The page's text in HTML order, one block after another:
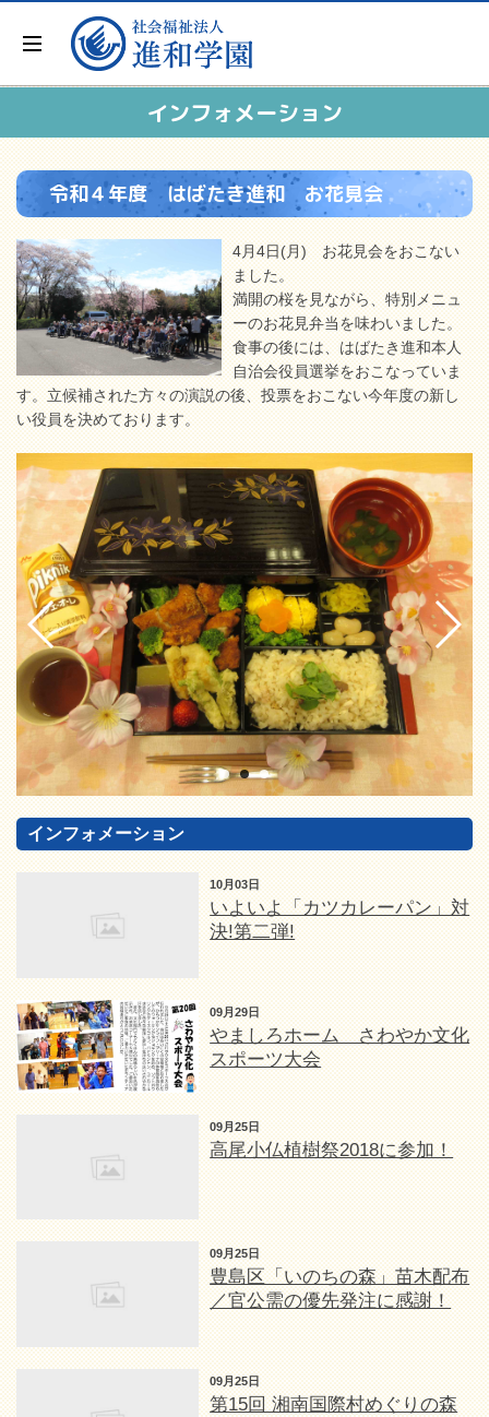
インフォメーション
令和４年度 はばたき進和 お花見会
4月4日(月) お花見会をおこない
ました。
満開の桜を見ながら、特別メニュ
ーのお花見弁当を味わいました。
食事の後には、はばたき進和本人
自治会役員選挙をおこなっていま
す。立候補された方々の演説の後、投票をおこない今年度の新し
い役員を決めております。
インフォメーション
10月03日
いよいよ「カツカレーパン」対
決!第二弾!
09月29日
やましろホーム さわやか文化
スポーツ大会
09月25日
高尾小仏植樹祭2018に参加！
09月25日
豊島区「いのちの森」苗木配布
／官公需の優先発注に感謝！
09月25日
第15回 湘南国際村めぐりの森